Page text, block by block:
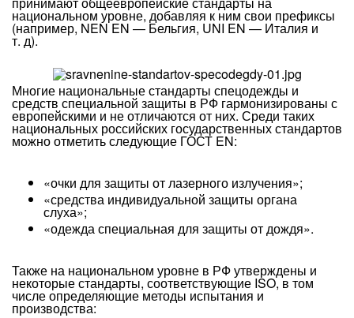
национальном уровне, добавляя к ним свои префиксы
(например, NEN EN — Бельгия, UNI EN — Италия и
т. д).
Многие национальные стандарты спецодежды и
средств специальной защиты в РФ гармонизированы с
европейскими и не отличаются от них. Среди таких
национальных российских государственных стандартов
можно отметить следующие ГОСТ EN:
«очки для защиты от лазерного излучения»;
«средства индивидуальной защиты органа
слуха»;
«одежда специальная для защиты от дождя».
Также на национальном уровне в РФ утверждены и
некоторые стандарты, соответствующие ISO, в том
числе определяющие методы испытания и
производства: